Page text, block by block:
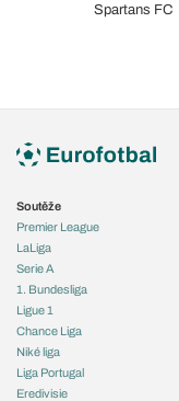
Spartans FC
Soutěže
Premier League
LaLiga
Serie A
1. Bundesliga
Ligue 1
Chance Liga
Niké liga
Liga Portugal
Eredivisie